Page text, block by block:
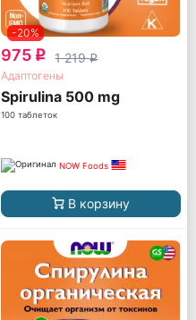
-20%
975 q 1 219q
Адаптогены
Spirulina 500 mg
100 таблеток
NOW Foods
В корзину